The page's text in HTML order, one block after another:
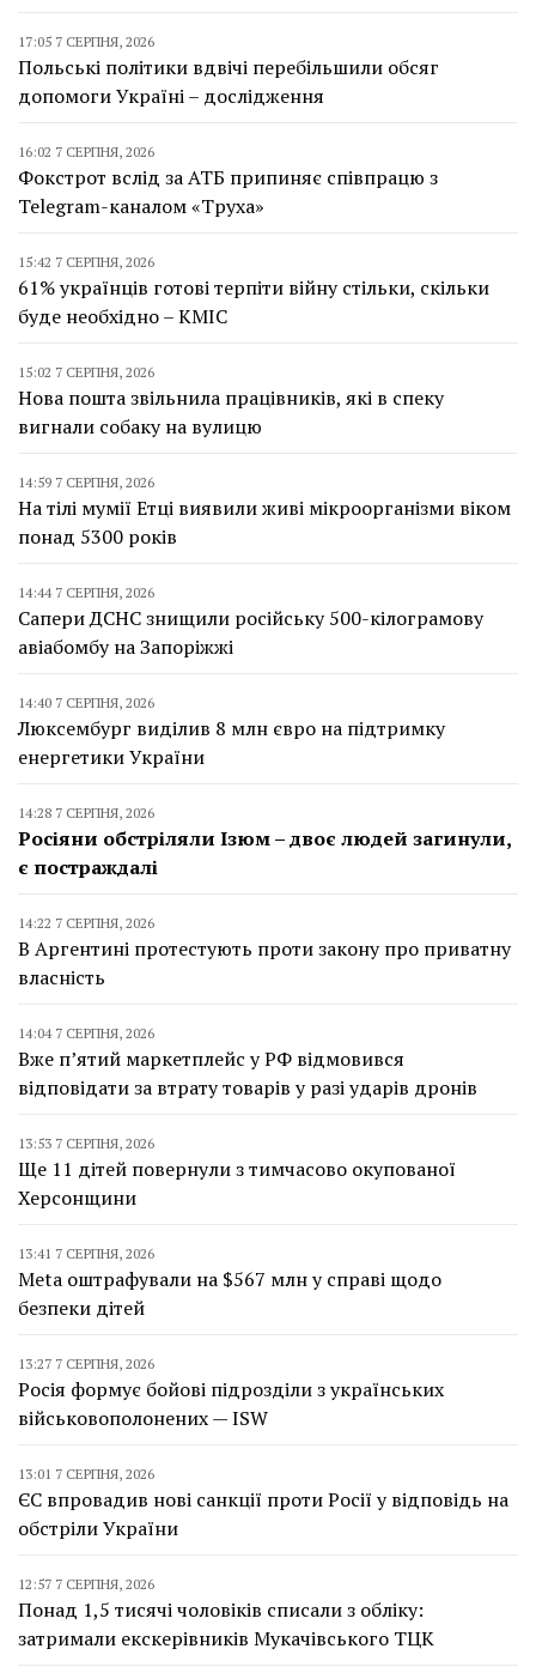
17:05 7 СЕРПНЯ, 2026
Польські політики вдвічі перебільшили обсяг
допомоги Україні – дослідження
16:02 7 СЕРПНЯ, 2026
Фокстрот вслід за АТБ припиняє співпрацю з
Telegram-каналом «Труха»
15:42 7 СЕРПНЯ, 2026
61% українців готові терпіти війну стільки, скільки
буде необхідно – КМІС
15:02 7 СЕРПНЯ, 2026
Нова пошта звільнила працівників, які в спеку
вигнали собаку на вулицю
14:59 7 СЕРПНЯ, 2026
На тілі мумії Етці виявили живі мікроорганізми віком
понад 5300 років
14:44 7 СЕРПНЯ, 2026
Сапери ДСНС знищили російську 500-кілограмову
авіабомбу на Запоріжжі
14:40 7 СЕРПНЯ, 2026
Люксембург виділив 8 млн євро на підтримку
енергетики України
14:28 7 СЕРПНЯ, 2026
Росіяни обстріляли Ізюм – двоє людей загинули,
є постраждалі
14:22 7 СЕРПНЯ, 2026
В Аргентині протестують проти закону про приватну
власність
14:04 7 СЕРПНЯ, 2026
Вже п’ятий маркетплейс у РФ відмовився
відповідати за втрату товарів у разі ударів дронів
13:53 7 СЕРПНЯ, 2026
Ще 11 дітей повернули з тимчасово окупованої
Херсонщини
13:41 7 СЕРПНЯ, 2026
Meta оштрафували на $567 млн у справі щодо
безпеки дітей
13:27 7 СЕРПНЯ, 2026
Росія формує бойові підрозділи з українських
військовополонених — ISW
13:01 7 СЕРПНЯ, 2026
ЄС впровадив нові санкції проти Росії у відповідь на
обстріли України
12:57 7 СЕРПНЯ, 2026
Понад 1,5 тисячі чоловіків списали з обліку:
затримали екскерівників Мукачівського ТЦК